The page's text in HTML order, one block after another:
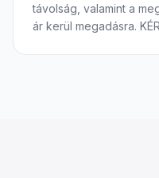
távolság, valamint a
ár kerül megadásra.